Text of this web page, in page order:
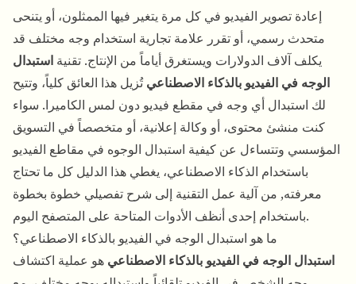
إعادة تصوير الفيديو في كل مرة يتغير فيها الممثلون، أو يتنحى
متحدث رسمي، أو تقرر علامة تجارية استخدام وجه مختلف قد
يكلف آلاف الدولارات ويستغرق أياماً من الإنتاج. تقنية استبدال
الوجه في الفيديو بالذكاء الاصطناعيتُزيل هذا العائق كلياً، وتتيح
لك استبدال أي وجه في مقطع فيديو دون لمس الكاميرا. سواء
كنت منشئ محتوى، أو وكالة إعلانية، أو متخصصاً في التسويق
المؤسسي وتتساءل عن كيفية استبدال الوجوه في مقاطع الفيديو
باستخدام الذكاء الاصطناعي، يغطي هذا الدليل كل ما تحتاج
معرفته, من آلية عمل التقنية إلى شرح تفصيلي خطوة بخطوة
باستخدام إحدى أنظف الأدوات المتاحة على المتصفح اليوم.
ما هو استبدال الوجه في الفيديو بالذكاء الاصطناعي؟
استبدال الوجه في الفيديو بالذكاء الاصطناعي هو عملية اكتشاف